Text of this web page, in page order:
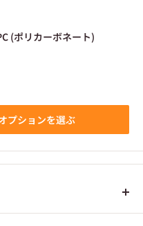
(ポリカーボネート)
プションを選ぶ
心して商品をご使用い